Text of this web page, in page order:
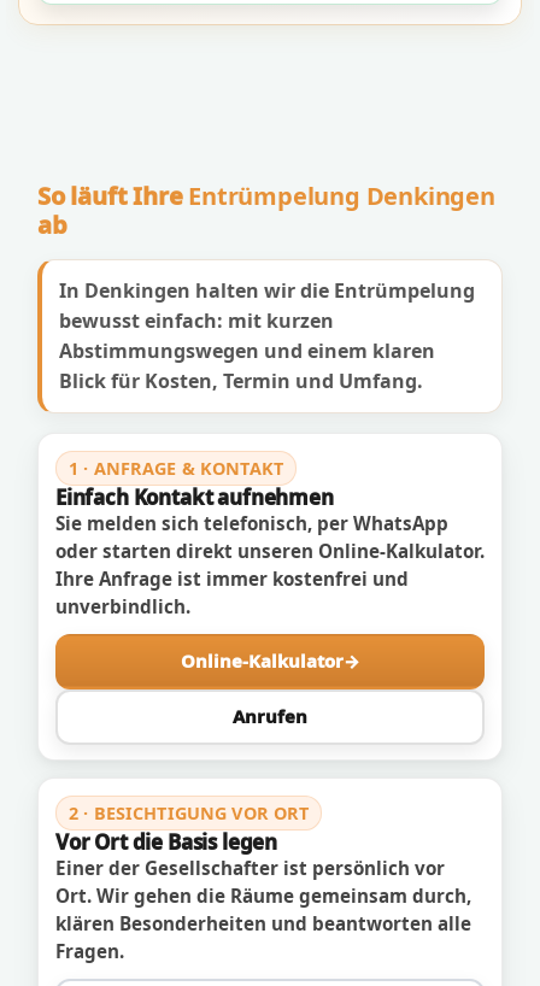
So läuft IhreEntrümpelung Denkingen
ab
In Denkingen halten wir die Entrümpelung
bewusst einfach: mit kurzen
Abstimmungswegen und einem klaren
Blick für Kosten, Termin und Umfang.
1 · ANFRAGE & KONTAKT
Einfach Kontakt aufnehmen
Sie melden sich telefonisch, per WhatsApp
oder starten direkt unseren Online-Kalkulator.
Ihre Anfrage ist immer kostenfrei und
unverbindlich.
Online-Kalkulator
Anrufen
2 · BESICHTIGUNG VOR ORT
Vor Ort die Basis legen
Einer der Gesellschafter ist persönlich vor
Ort. Wir gehen die Räume gemeinsam durch,
klären Besonderheiten und beantworten alle
Fragen.